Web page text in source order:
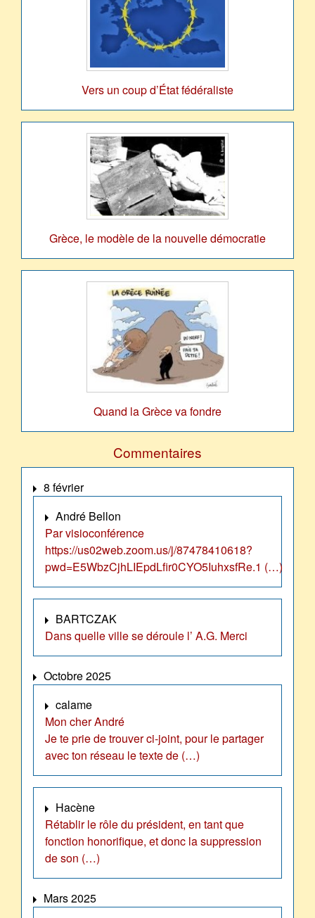
Vers un coup d’État fédéraliste
Grèce, le modèle de la nouvelle démocratie
Quand la Grèce va fondre
Commentaires
8 février
André Bellon
Par visioconférence
https://us02web.zoom.us/j/87478410618?
pwd=E5WbzCjhLIEpdLfir0CYO5IuhxsfRe.1 (…)
BARTCZAK
Dans quelle ville se déroule l’ A.G. Merci
Octobre 2025
calame
Mon cher André
Je te prie de trouver ci-joint, pour le partager
avec ton réseau le texte de (…)
Hacène
Rétablir le rôle du président, en tant que
fonction honorifique, et donc la suppression
de son (…)
Mars 2025